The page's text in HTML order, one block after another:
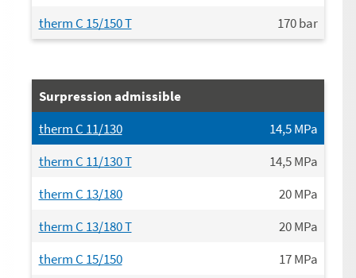
therm C 15/150 T
170bar
Surpression admissible
therm C 11/130
14,5MPa
therm C 11/130 T
14,5MPa
therm C 13/180
20MPa
therm C 13/180 T
20MPa
therm C 15/150
17MPa